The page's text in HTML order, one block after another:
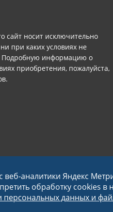
носит исключительно
при каких условиях не
Подробную информацию о
приобретения, пожалуйста,
отношении обработки данных
веб-аналитики Яндекс
обработку cookies в
персональных данных и